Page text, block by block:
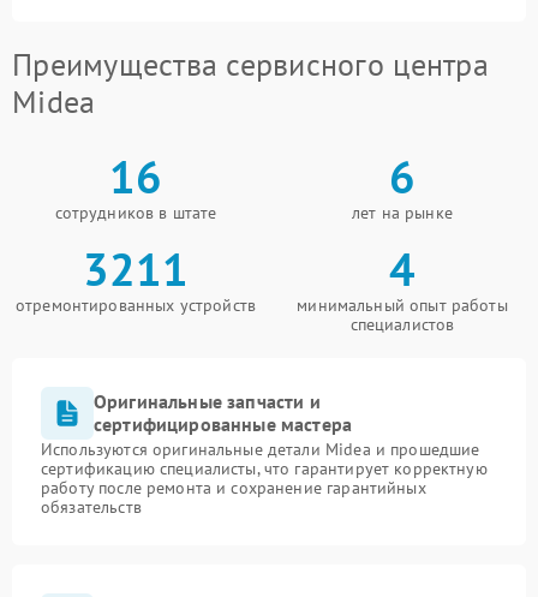
Преимущества сервисного центра
Midea
16
сотрудников в штате
6
лет на рынке
3211
отремонтированных устройств
4
минимальный опыт работы
специалистов
Оригинальные запчасти и
сертифицированные мастера
Используются оригинальные детали Midea и прошедшие
сертификацию специалисты, что гарантирует корректную
работу после ремонта и сохранение гарантийных
обязательств